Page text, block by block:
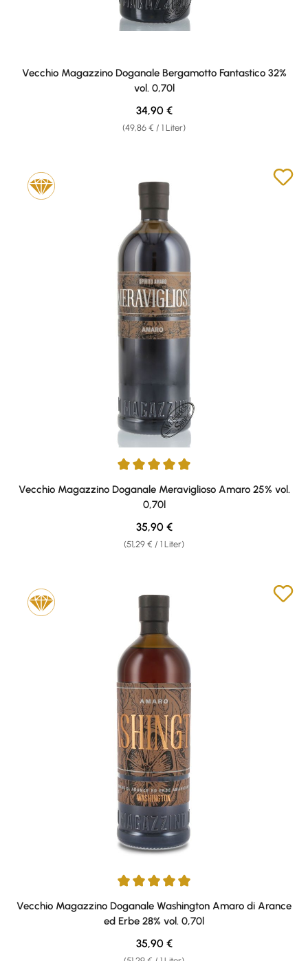
Vecchio Magazzino Doganale Bergamotto Fantastico 32%
vol. 0,70l
(49,86 € / 1 Liter)
Regulärer Preis:
34,90 €
Durchschnittliche Bewertung von 5 von 5 Sternen
Vecchio Magazzino Doganale Meraviglioso Amaro 25% vol.
0,70l
(51,29 € / 1 Liter)
Regulärer Preis:
35,90 €
Durchschnittliche Bewertung von 5 von 5 Sternen
Vecchio Magazzino Doganale Washington Amaro di Arance
ed Erbe 28% vol. 0,70l
Regulärer Preis:
35,90 €